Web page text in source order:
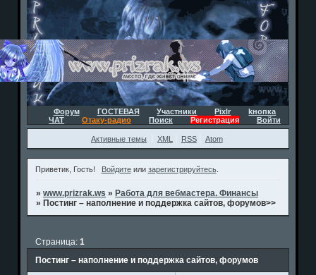
Форум ГОСТЕВАЯ Участники Pixlr
kнопка
ЧАТ
Отаку-радио Поиск Регистрация Войти
Активные темы XML RSS Atom
Приветик, Гость! Войдитеили зарегистрируйтесь.
»www.prizrak.ws » Работа для вебмастера. Финансы
» Постинг – наполнение и поддержка сайтов, форумов>>
Постинг – наполнение и поддержка сайтов, форумов
Страница:1